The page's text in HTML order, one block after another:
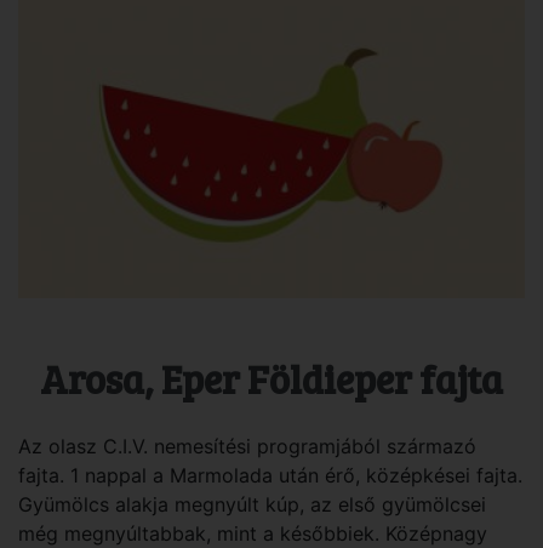
Arosa, Eper Földieper fajta
Az olasz C.I.V. nemesítési programjából származó
fajta. 1 nappal a Marmolada után érő, középkései fajta.
Gyümölcs alakja megnyúlt kúp, az első gyümölcsei
még megnyúltabbak, mint a későbbiek. Középnagy